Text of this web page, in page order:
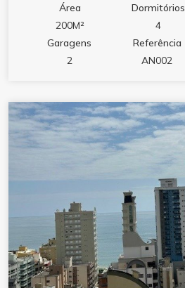
Área
200M²
Dormitórios
4
Garagens
2
Referência
AN002